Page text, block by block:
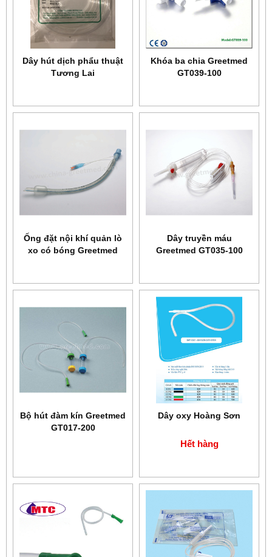
Dây hút dịch phẩu thuật
Tương Lai
Khóa ba chia Greetmed
GT039-100
Ống đặt nội khí quản lò
xo có bóng Greetmed
Dây truyền máu
Greetmed GT035-100
Bộ hút đàm kín Greetmed
GT017-200
Dây oxy Hoàng Sơn
Hết hàng